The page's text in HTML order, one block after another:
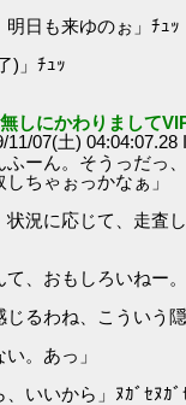
日も来ゆのぉ」ﾁｭｯ
)」ﾁｭｯ
しにかわりまして
11/07(土) 04:04:07.28
ふーん。そうっだっ
ちゃぉっかなぁ」
状況に応じて、走査
、おもしろいねー
わね、こういう隠
。あっ」
いいから」ﾇｶﾞｾﾇｶﾞ